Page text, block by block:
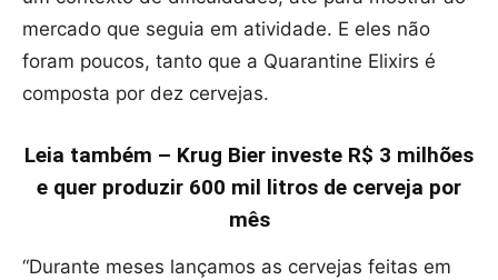
mercado que seguia em atividade. E eles não
foram poucos, tanto que a Quarantine Elixirs é
composta por dez cervejas.
Leia também – Krug Bier investe R$ 3 milhões
e quer produzir 600 mil litros de cerveja por
mês
“Durante meses lançamos as cervejas feitas em